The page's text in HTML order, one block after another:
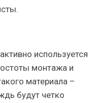
активно используется
монтажа и
материала –
будут четко